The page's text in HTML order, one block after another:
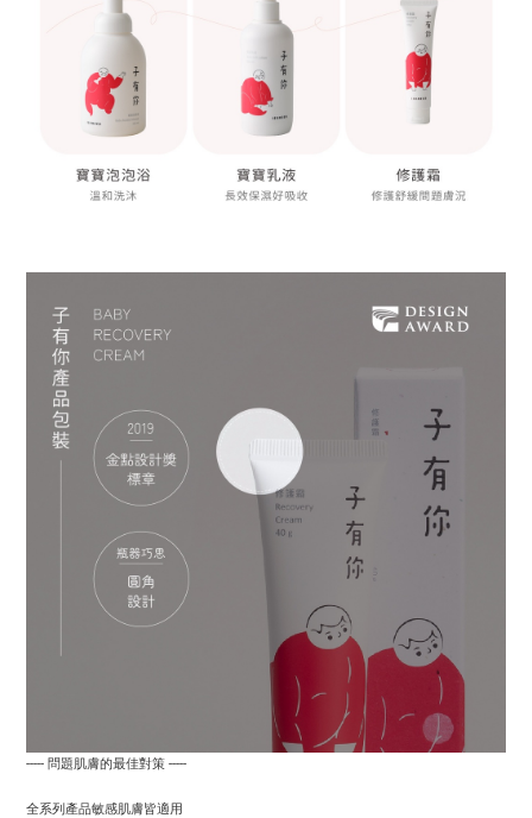
----- 問題肌膚的最佳對策 -----
全系列產品敏感肌膚皆適用